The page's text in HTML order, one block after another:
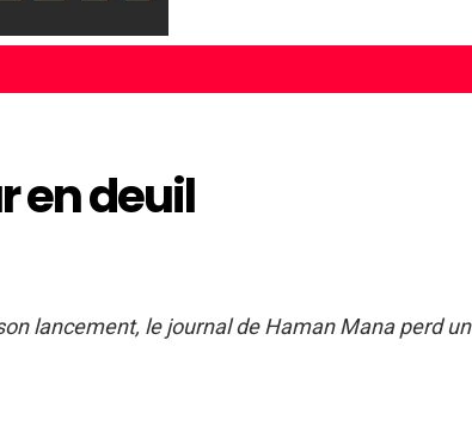
en deuil
lancement, le journal de Haman Mana perd un